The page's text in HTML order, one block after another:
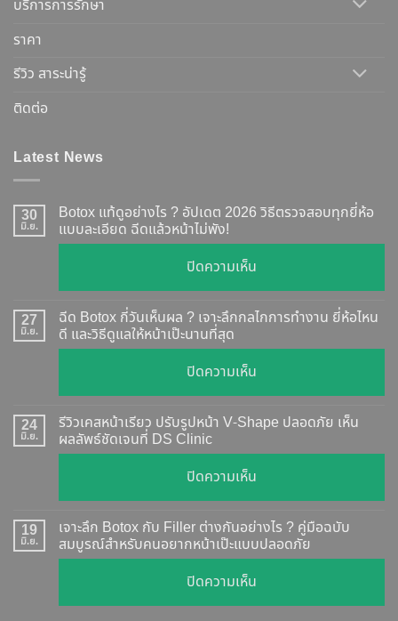
บริการการรักษา
ราคา
รีวิว สาระน่ารู้
ติดต่อ
Latest News
30
มิ.ย.
Botox แท้ดูอย่างไร ? อัปเดต 2026 วิธีตรวจสอบทุกยี่ห้อ
แบบละเอียด ฉีดแล้วหน้าไม่พัง!
ปิดความเห็น
Botox
แท้
อย่างไร
อัปเดต
2026
ยี่ห้อ
แบบ
27
มิ.ย.
ฉีด Botox กี่วันเห็นผล ? เจาะลึกกลไกการทำงาน ยี่ห้อไหน
ดี และวิธีดูแลให้หน้าเป๊ะนานที่สุด
ปิดความเห็น
ฉีด
Botox
วัน
ผล
?
เจาะ
24
มิ.ย.
รีวิวเคสหน้าเรียว ปรับรูปหน้า V-Shape ปลอดภัย เห็น
ผลลัพธ์ชัดเจนที่ DS Clinic
ปิดความเห็น
รีวิว
เคส
หน้า
เรียว
รูป
19
มิ.ย.
เจาะลึก Botox กับ Filler ต่างกันอย่างไร ? คู่มือฉบับ
สมบูรณ์สำหรับคนอยากหน้าเป๊ะแบบปลอดภัย
ปิดความเห็น
เจาะ